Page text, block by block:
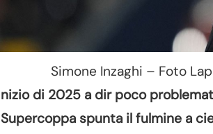
Simone Inzaghi – Foto
nizio di 2025 a dir poco
Supercoppa spunta il fulmine a